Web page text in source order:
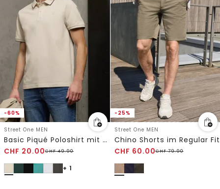
-60%
Street One MEN
Basic Piqué Poloshirt mit Kontrastdetail
CHF 20.00CHF49.90
+ 1
-25%
Street One MEN
Chino Shorts im Regular Fit
CHF 60.00CHF79.90